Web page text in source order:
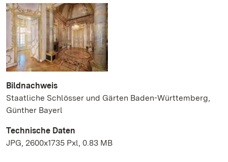
Bildnachweis
Staatliche Schlösser und Gärten Baden-Württemberg,
Günther Bayerl
Technische Daten
JPG, 2600x1735 Pxl, 0.83 MB